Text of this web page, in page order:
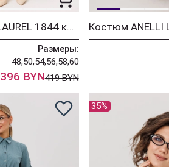
Костюм ANELLI LAUREL 1844 коричневый сирин
Размеры:
48,50,54,56,58,60
396 BYN419 BYN
35%